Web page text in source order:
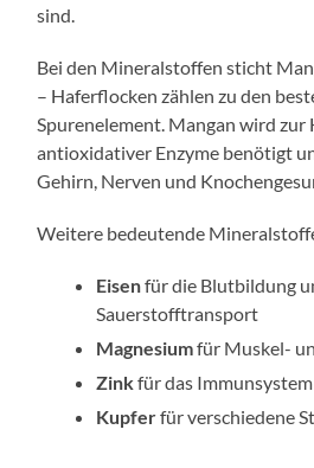
sind.
Bei den Mineralstoffen sticht
– Haferflocken zählen zu den
Spurenelement. Mangan wird zur
antioxidativer Enzyme benötigt
Gehirn, Nerven und
Weitere bedeutende
Eisenfür die Blutbildung
Sauerstofftransport
Magnesiumfür Muskel-
Zinkfür das Immunsystem
Kupferfür verschiedene